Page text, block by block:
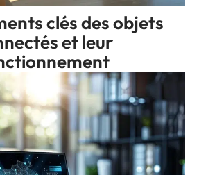
clés des objets
et leur